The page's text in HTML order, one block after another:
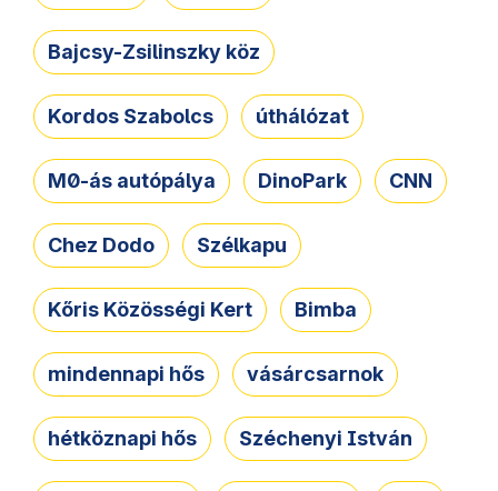
Bajcsy-Zsilinszky köz
Kordos Szabolcs úthálózat
M0-ás autópálya DinoPark CNN
Chez Dodo Szélkapu
Kőris Közösségi Kert Bimba
mindennapi hős vásárcsarnok
hétköznapi hős Széchenyi István